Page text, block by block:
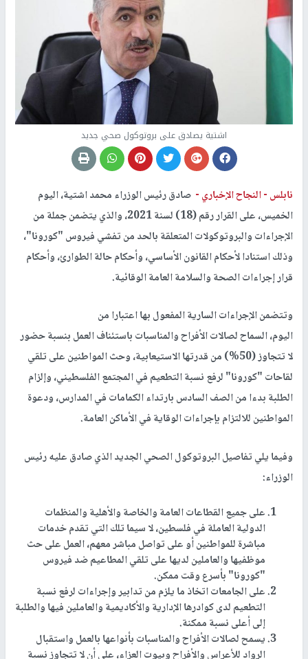
اشتية يصادق على بروتوكول صحي جديد
نابلس -النجاح الإخباري - صادق رئيس الوزراء محمد اشتية، اليوم
الخميس، على القرار رقم (18) لسنة 2021، والذي يتضمن جملة من
الإجراءات والبروتوكولات المتعلقة بالحد من تفشي فيروس "كورونا"،
وذلك استنادا لأحكام القانون الأساسي، وأحكام حالة الطوارئ، وأحكام
قرار إجراءات الصحة والسلامة العامة الوقائية.
وتتضمن الإجراءات السارية المفعول بها اعتبارا من
اليوم، السماح لصالات الأفراح والمناسبات باستئناف العمل بنسبة حضور
لا تتجاوز (50%) من قدرتها الاستيعابية، وحث المواطنين على تلقي
لقاحات "كورونا" لرفع نسبة التطعيم في المجتمع الفلسطيني، وإلزام
الطلبة بدءا من الصف السادس بارتداء الكمامات في المدارس، ودعوة
المواطنين للالتزام بإجراءات الوقاية في الأماكن العامة.
وفيما يلي تفاصيل البروتوكول الصحي الجديد الذي صادق عليه رئيس
الوزراء:
على جميع القطاعات العامة والخاصة والأهلية والمنظمات
الدولية العاملة في فلسطين، لا سيما تلك التي تقدم خدمات
مباشرة للمواطنين أو على تواصل مباشر معهم، العمل على حث
موظفيها والعاملين لديها على تلقي المطاعيم ضد فيروس
"كورونا" بأسرع وقت ممكن.
على الجامعات اتخاذ ما يلزم من تدابير وإجراءات لرفع نسبة
التطعيم لدى كوادرها الإدارية والأكاديمية والعاملين فيها والطلبة
إلى أعلى نسبة ممكنة.
يسمح لصالات الأفراح والمناسبات بأنواعها بالعمل واستقبال
الرواد للأعراس والأفراح وبيوت العزاء، على أن لا تتجاوز نسبة